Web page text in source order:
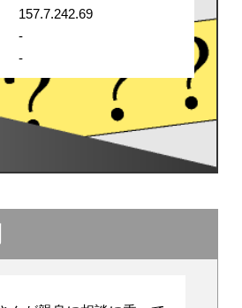
157.7.242.69
-
-